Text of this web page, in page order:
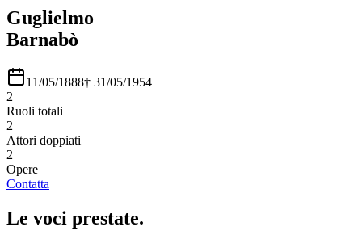
Guglielmo
Barnabò
11/05/1888† 31/05/1954
2
Ruoli totali
2
Attori doppiati
2
Opere
Contatta
Le voci prestate.